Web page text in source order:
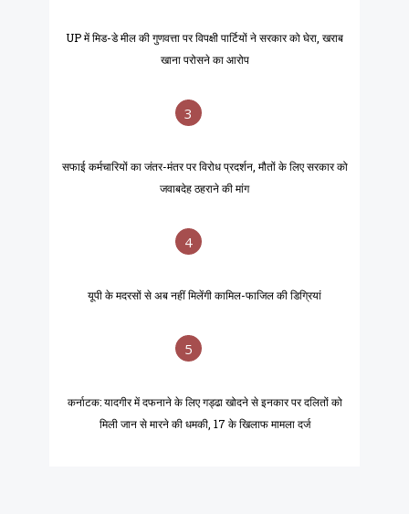
UP में मिड-डे मील की गुणवत्ता पर विपक्षी पार्टियों ने सरकार को घेरा, खराब
खाना परोसने का आरोप
3
सफाई कर्मचारियों का जंतर-मंतर पर विरोध प्रदर्शन, मौतों के लिए सरकार को
जवाबदेह ठहराने की मांग
4
यूपी के मदरसों से अब नहीं मिलेंगी कामिल-फाजिल की डिग्रियां
5
कर्नाटक: यादगीर में दफनाने के लिए गड्ढा खोदने से इनकार पर दलितों को
मिली जान से मारने की धमकी, 17 के खिलाफ मामला दर्ज